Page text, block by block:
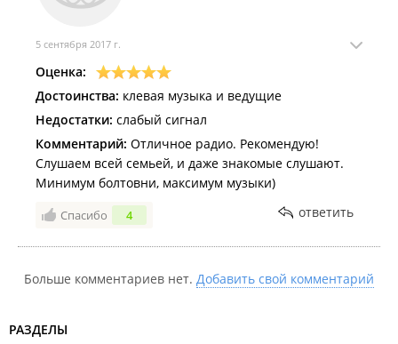
5 сентября 2017 г.
Оценка:
Достоинства: клевая музыка и ведущие
Недостатки: слабый сигнал
Комментарий: Отличное радио. Рекомендую!
Слушаем всей семьей, и даже знакомые слушают.
Минимум болтовни, максимум музыки)
Спасибо 4 ответить
Больше комментариев нет. Добавить свой комментарий
РАЗДЕЛЫ